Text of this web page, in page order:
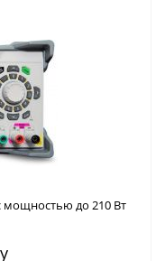
мощностью до 210 Вт